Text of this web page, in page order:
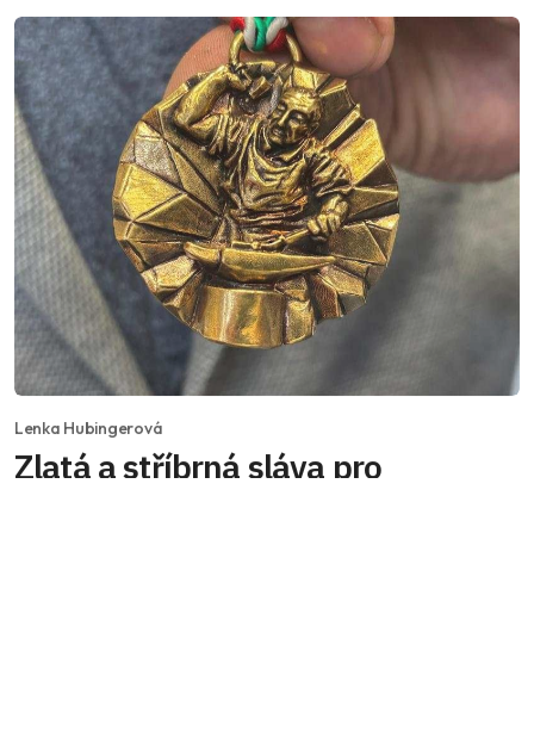
Lenka Hubingerová
Zlatá a stříbrná sláva pro